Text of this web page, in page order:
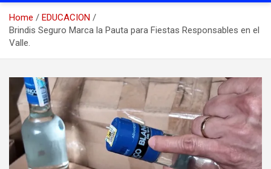
Home
EDUCACION
Brindis Seguro Marca la Pauta para Fiestas Responsables en el
Valle.
content